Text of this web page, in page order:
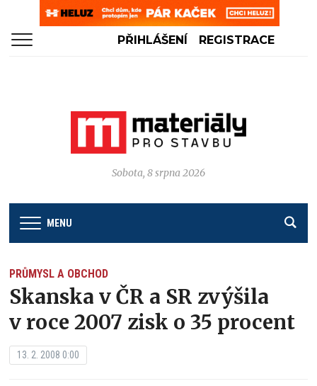
PŘIHLÁŠENÍ REGISTRACE
Sobota, 8 srpna 2026
MENU
PRŮMYSL A OBCHOD
Skanska v ČR a SR zvýšila
v roce 2007 zisk o 35 procent
13. 2. 2008 0:00